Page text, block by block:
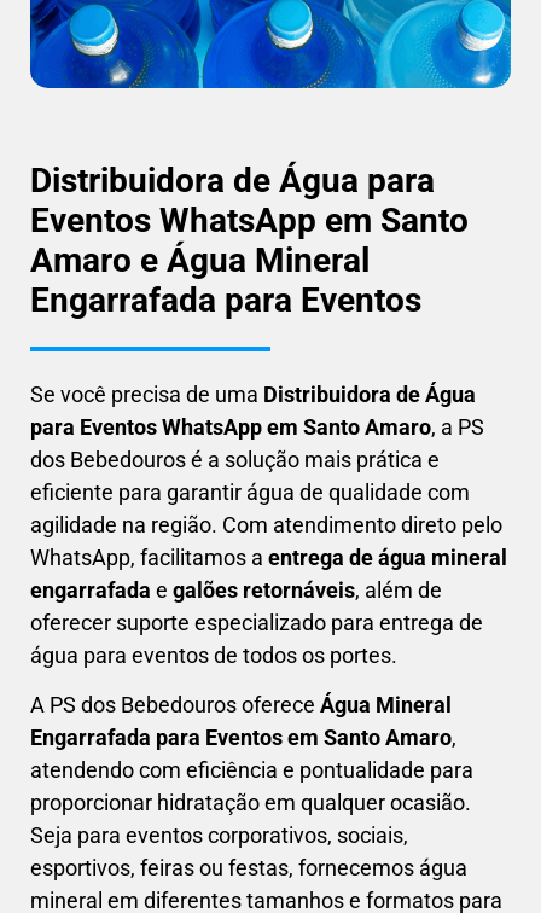
Distribuidora de Água para
Eventos WhatsApp em Santo
Amaro e Água Mineral
Engarrafada para Eventos
Se você precisa de uma Distribuidora de Água
para Eventos WhatsApp em Santo Amaro, a PS
dos Bebedouros é a solução mais prática e
eficiente para garantir água de qualidade com
agilidade na região. Com atendimento direto pelo
WhatsApp, facilitamos a entrega de água mineral
engarrafada e galões retornáveis, além de
oferecer suporte especializado para entrega de
água para eventos de todos os portes.
A PS dos Bebedouros oferece Água Mineral
Engarrafada para Eventos em Santo Amaro,
atendendo com eficiência e pontualidade para
proporcionar hidratação em qualquer ocasião.
Seja para eventos corporativos, sociais,
esportivos, feiras ou festas, fornecemos água
mineral em diferentes tamanhos e formatos para